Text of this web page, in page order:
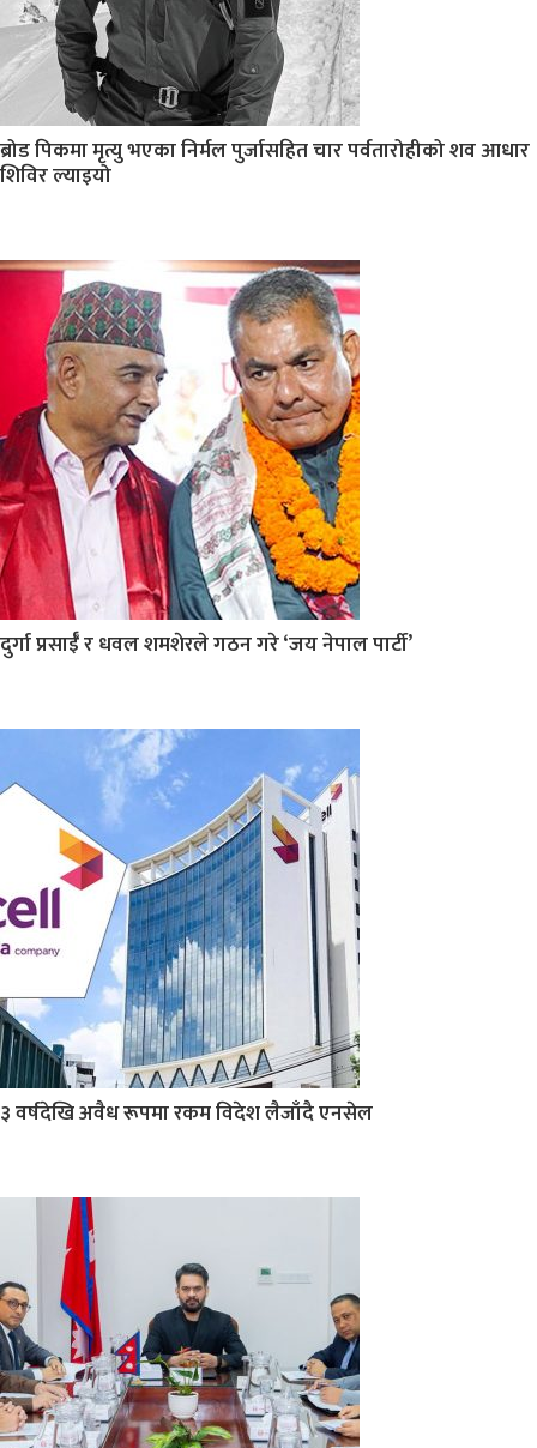
ब्रोड पिकमा मृत्यु भएका निर्मल पुर्जासहित चार पर्वतारोहीको शव आधार
शिविर ल्याइयो
दुर्गा प्रसाईँ र धवल शमशेरले गठन गरे ‘जय नेपाल पार्टी’
३ वर्षदेखि अवैध रूपमा रकम विदेश लैजाँदै एनसेल